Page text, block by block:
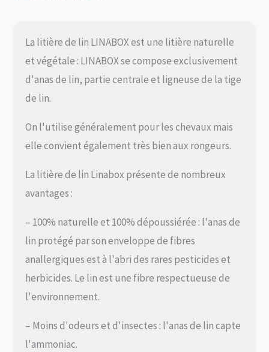
La litière de lin LINABOX est une litière naturelle
et végétale : LINABOX se compose exclusivement
d'anas de lin, partie centrale et ligneuse de la tige
de lin.
On l'utilise généralement pour les chevaux mais
elle convient également très bien aux rongeurs.
La litière de lin Linabox présente de nombreux
avantages :
– 100% naturelle et 100% dépoussiérée : l'anas de
lin protégé par son enveloppe de fibres
anallergiques est à l'abri des rares pesticides et
herbicides. Le lin est une fibre respectueuse de
l'environnement.
– Moins d'odeurs et d'insectes : l'anas de lin capte
l'ammoniac.